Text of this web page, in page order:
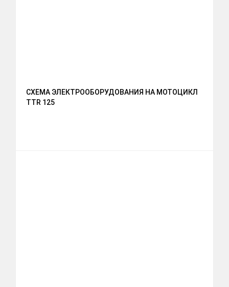
СХЕМА ЭЛЕКТРООБОРУДОВАНИЯ НА МОТОЦИКЛ
TTR 125